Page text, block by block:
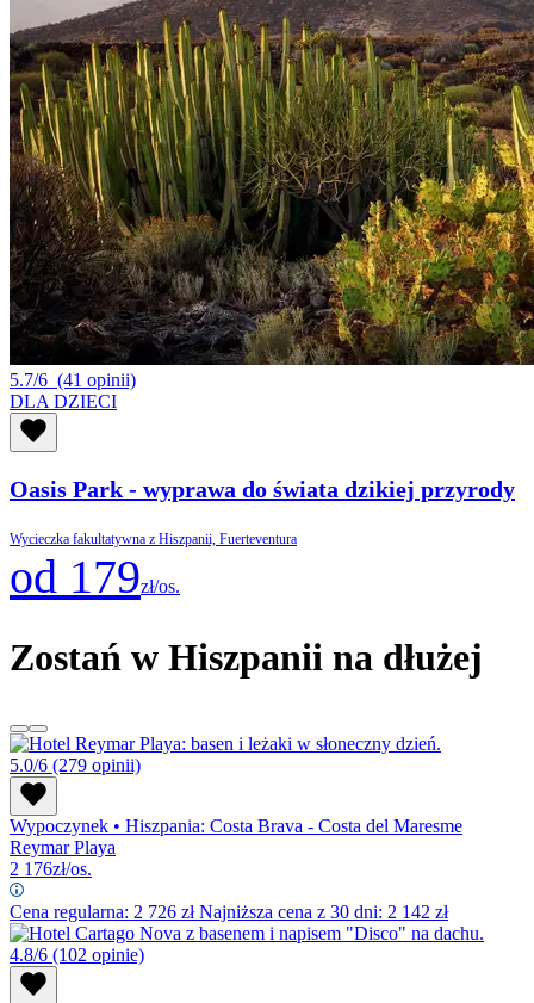
5.7/6 (41 opinii)
DLA DZIECI
Oasis Park - wyprawa do świata dzikiej przyrody
Wycieczka fakultatywna z Hiszpanii, Fuerteventura
od 179zł/os.
Zostań w Hiszpanii na dłużej
5.0/6 (279 opinii)
Wypoczynek • Hiszpania: Costa Brava - Costa del Maresme
Reymar Playa
2 176zł/os.
Cena regularna: 2 726 złNajniższa cena z 30 dni: 2 142 zł
4.8/6 (102 opinie)